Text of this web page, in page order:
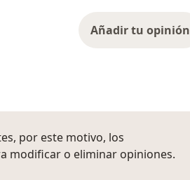
Añadir tu opinión
por este motivo, los
modificar o eliminar opiniones.